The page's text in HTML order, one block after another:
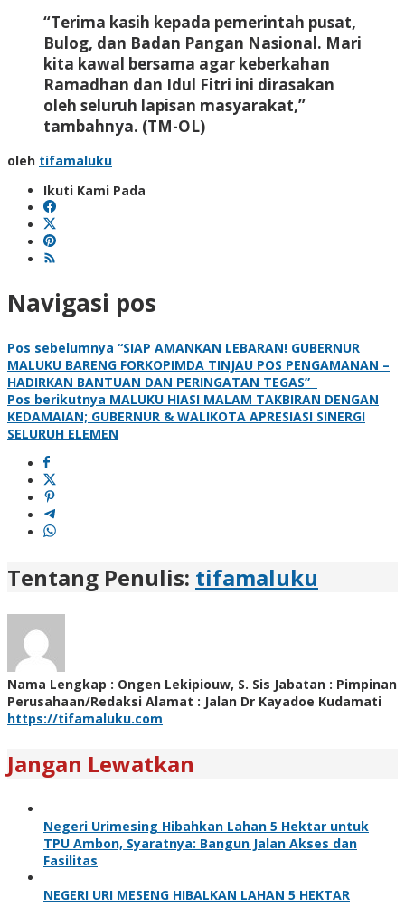
“Terima kasih kepada pemerintah pusat,
Bulog, dan Badan Pangan Nasional. Mari
kita kawal bersama agar keberkahan
Ramadhan dan Idul Fitri ini dirasakan
oleh seluruh lapisan masyarakat,”
tambahnya. (TM-OL)
oleh tifamaluku
Ikuti Kami Pada
Navigasi pos
Pos sebelumnya “SIAP AMANKAN LEBARAN! GUBERNUR
MALUKU BARENG FORKOPIMDA TINJAU POS PENGAMANAN –
HADIRKAN BANTUAN DAN PERINGATAN TEGAS”
Pos berikutnya MALUKU HIASI MALAM TAKBIRAN DENGAN
KEDAMAIAN; GUBERNUR & WALIKOTA APRESIASI SINERGI
SELURUH ELEMEN
Tentang Penulis: tifamaluku
Nama Lengkap : Ongen Lekipiouw, S. Sis Jabatan : Pimpinan
Perusahaan/Redaksi Alamat : Jalan Dr Kayadoe Kudamati
https://tifamaluku.com
Jangan Lewatkan
Negeri Urimesing Hibahkan Lahan 5 Hektar untuk
TPU Ambon, Syaratnya: Bangun Jalan Akses dan
Fasilitas
NEGERI URI MESENG HIBALKAN LAHAN 5 HEKTAR